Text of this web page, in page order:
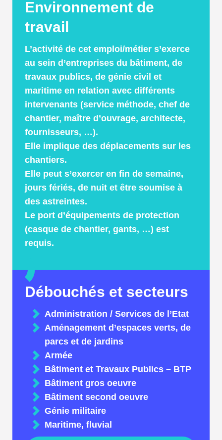
Environnement de
travail
L’activité de cet emploi/métier s’exerce
au sein d’entreprises du bâtiment, de
travaux publics, de génie civil et
maritime en relation avec différents
intervenants (service méthode, chef de
chantier, maître d’ouvrage, architecte,
fournisseurs, …).
Elle implique des déplacements sur les
chantiers.
Elle peut s’exercer en fin de semaine,
jours fériés, de nuit et être soumise à
des astreintes.
Le port d’équipements de protection
(casque de chantier, gants, …) est
requis.
Débouchés et secteurs
Administration / Services de l’Etat
Aménagement d’espaces verts, de
parcs et de jardins
Armée
Bâtiment et Travaux Publics – BTP
Bâtiment gros oeuvre
Bâtiment second oeuvre
Génie militaire
Maritime, fluvial